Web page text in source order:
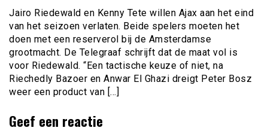
Jairo Riedewald en Kenny Tete willen Ajax aan het eind
van het seizoen verlaten. Beide spelers moeten het
doen met een reserverol bij de Amsterdamse
grootmacht. De Telegraaf schrijft dat de maat vol is
voor Riedewald. “Een tactische keuze of niet, na
Riechedly Bazoer en Anwar El Ghazi dreigt Peter Bosz
weer een product van […]
Geef een reactie